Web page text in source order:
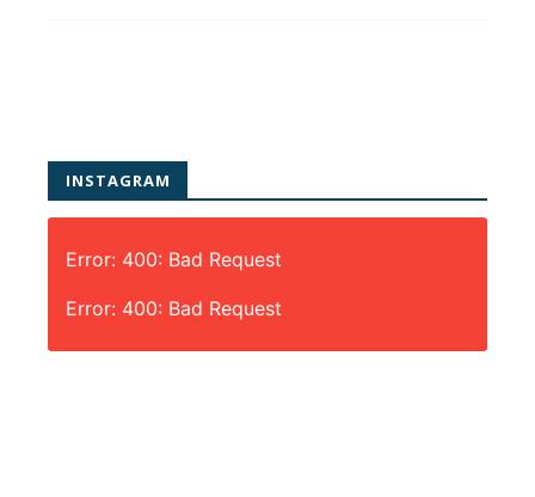
INSTAGRAM
Error: 400: Bad Request
Error: 400: Bad Request